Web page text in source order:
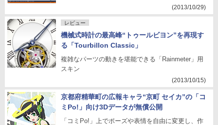
(2013/10/29)
レビュー
機械式時計の最高峰“トゥールビヨン”を再現す
る「Tourbillon Classic」
複雑なパーツの動きを堪能できる「Rainmeter」用
スキン
(2013/10/15)
京都府精華町の広報キャラ“京町 セイカ”の「コ
ミPo!」向け3Dデータが無償公開
「コミPo!」上でポーズや表情を自由に変更し、作